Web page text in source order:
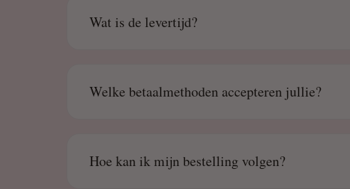
Wat is de levertijd?
Welke betaalmethoden accepteren jullie?
Hoe kan ik mijn bestelling volgen?